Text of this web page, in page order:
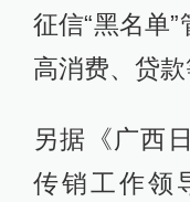
征信“黑名单
高消费、贷款
另据《广西
传销工作领